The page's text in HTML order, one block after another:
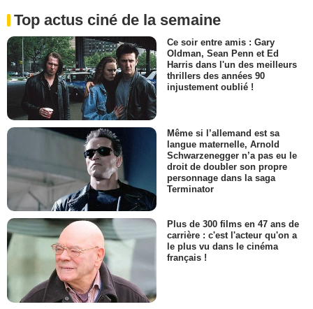
Top actus ciné de la semaine
Ce soir entre amis : Gary
Oldman, Sean Penn et Ed
Harris dans l'un des meilleurs
thrillers des années 90
injustement oublié !
Même si l’allemand est sa
langue maternelle, Arnold
Schwarzenegger n’a pas eu le
droit de doubler son propre
personnage dans la saga
Terminator
Plus de 300 films en 47 ans de
carrière : c'est l'acteur qu'on a
le plus vu dans le cinéma
français !